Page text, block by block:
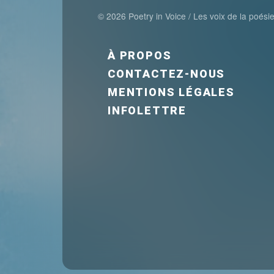
© 2026 Poetry in Voice / Les voix de la poésie
FOOTER MENU FR
À PROPOS
CONTACTEZ-NOUS
MENTIONS LÉGALES
INFOLETTRE